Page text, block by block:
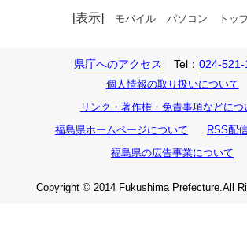
[表示] モバイル パソコン トッ
県庁へのアクセス Tel： 024-521-
個人情報の取り扱いについて
リンク・著作権・免責事項などにつ
福島県ホームページについて
RSS配
福島県の広告事業について
Copyright © 2014 Fukushima Prefecture.All